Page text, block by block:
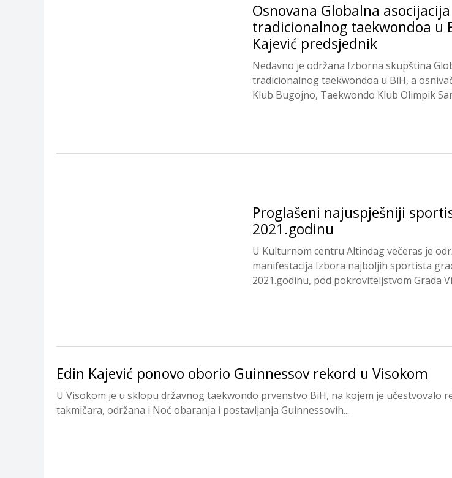
Osnovana Globalna asocijacija
tradicionalnog taekwondoa u
Kajević predsjednik
Nedavno je održana Izborna skupština
tradicionalnog taekwondoa u BiH, a
Klub Bugojno, Taekwondo Klub Olimpik
Proglašeni najuspješniji
2021.godinu
U Kulturnom centru Altindag večeras je
manifestacija Izbora najboljih sportista
2021.godinu, pod pokroviteljstvom Grada
Edin Kajević ponovo oborio Guinnessov rekord u Visokom
U Visokom je u sklopu državnog taekwondo prvenstvo BiH, na kojem je učestvovalo
takmičara, održana i Noć obaranja i postavljanja Guinnessovih...